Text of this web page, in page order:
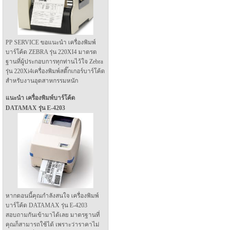
PP SERVICE ขอแนะนำ เครื่องพิมพ์
บาร์โค้ด ZEBRA รุ่น 220XI4 มาตรต
ฐานที่ผู้ประกอบการทุกท่านไว้ใจ Zebra
รุ่น 220Xi4เครื่องพิมพ์สติ๊กเกอร์บาร์โค้ด
สำหรับงานอุตสาหกรรมหนัก
แนะนำ เครื่องพิมพ์บาร์โค้ด
DATAMAX รุ่น E-4203
หากตอนนี้คุณกำลังสนใจ เครื่องพิมพ์
บาร์โค้ด DATAMAX รุ่น E-4203
สอบถามกันเข้ามาได้เลย มาตรฐานที่
คุณก็สามารถใช้ได้ เพราะว่าราคาไม่